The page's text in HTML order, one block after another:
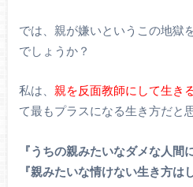
では、親が嫌いというこの地獄
でしょうか？
私は、 親を反面教師にして生きる
て最もプラスになる生き方だと
『うちの親みたいなダメな人間
『親みたいな情けない生き方は